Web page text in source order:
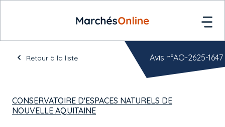
Retour à la liste
CONSERVATOIRE D'ESPACES NATURELS DE
NOUVELLE AQUITAINE
Avis n°AO-2625-1647